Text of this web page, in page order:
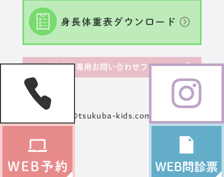
業者様専用お問い合わせフォーム
©tsukuba-kids.com